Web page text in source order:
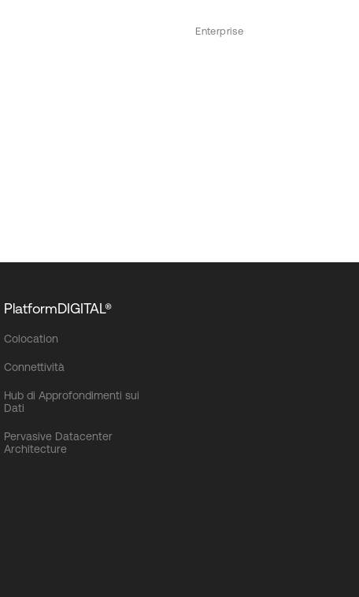
Enterprise
PlatformDIGITAL®
Colocation
Connettività
Hub di Approfondimenti sui
Dati
Pervasive Datacenter
Architecture